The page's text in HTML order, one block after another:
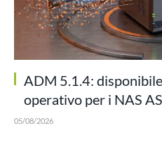
ADM 5.1.4:
operativo per i NAS
05/08/2026